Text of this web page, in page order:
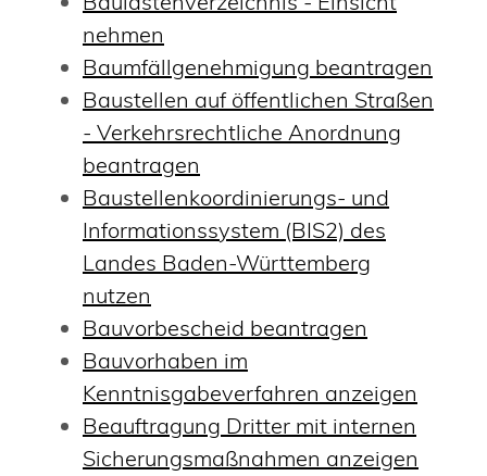
nehmen
Baumfällgenehmigung beantragen
Baustellen auf öffentlichen Straßen
- Verkehrsrechtliche Anordnung
beantragen
Baustellenkoordinierungs- und
Informationssystem (BIS2) des
Landes Baden-Württemberg
nutzen
Bauvorbescheid beantragen
Bauvorhaben im
Kenntnisgabeverfahren anzeigen
Beauftragung Dritter mit internen
Sicherungsmaßnahmen anzeigen